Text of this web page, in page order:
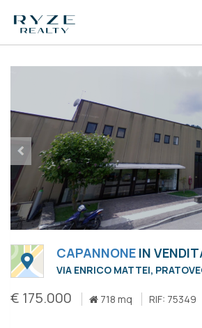
CAPANNONE IN
VIA ENRICO MATTEI,
€ 175.000 718 mq RIF: 75349